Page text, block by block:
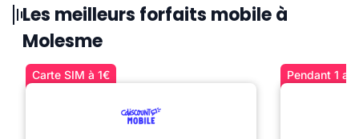
Les meilleurs forfaits mobile à
Molesme
Carte SIM à 1€ Pendant 1